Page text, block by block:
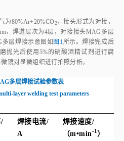
为80%Ar+20%CO2，接头形式为对接，
，焊道层次为4层，对接接头MAG多层
层焊接示意图如 图1所示。焊接完成后
抛光后使用5%的硝酸酒精试剂进行腐
镜对显微组织进行拍照分析。
多层焊接试验参数表
welding test parameters
焊接电流/
A
焊接速度/
（m•min-1）